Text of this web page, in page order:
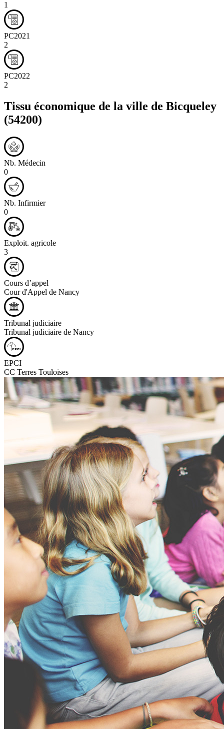
1
PC2021
2
PC2022
2
Tissu économique de la ville de Bicqueley
(54200)
Nb. Médecin
0
Nb. Infirmier
0
Exploit. agricole
3
Cours d’appel
Cour d'Appel de Nancy
Tribunal judiciaire
Tribunal judiciaire de Nancy
EPCI
CC Terres Touloises